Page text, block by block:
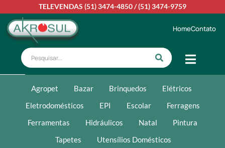
TELEVENDAS (51) 3474-4850/(51) 3474-9759
HomeContato
Agropet Bazar Brinquedos
Elétricos
Eletrodomésticos
EPI Escolar
Ferragens
Ferramentas
Hidráulicos Natal
Pintura
Tapetes
Utensílios Domésticos